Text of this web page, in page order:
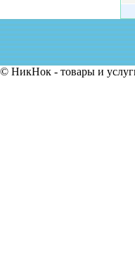
© НикНок - товары и